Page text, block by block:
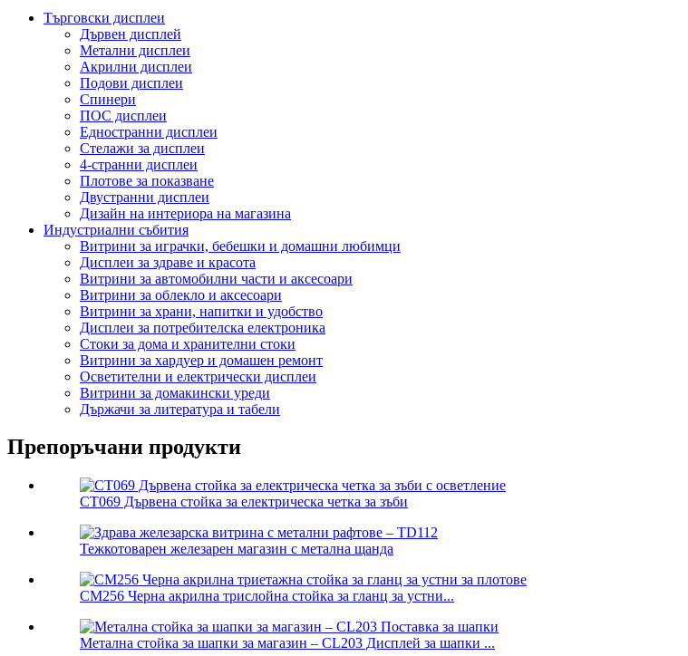
Търговски дисплеи
Дървен дисплей
Метални дисплеи
Акрилни дисплеи
Подови дисплеи
Спинери
ПОС дисплеи
Едностранни дисплеи
Стелажи за дисплеи
4-странни дисплеи
Плотове за показване
Двустранни дисплеи
Дизайн на интериора на магазина
Индустриални събития
Витрини за играчки, бебешки и домашни любимци
Дисплеи за здраве и красота
Витрини за автомобилни части и аксесоари
Витрини за облекло и аксесоари
Витрини за храни, напитки и удобство
Дисплеи за потребителска електроника
Стоки за дома и хранителни стоки
Витрини за хардуер и домашен ремонт
Осветителни и електрически дисплеи
Витрини за домакински уреди
Държачи за литература и табели
Препоръчани продукти
CT069 Дървена стойка за електрическа четка за зъби
Тежкотоварен железарен магазин с метална щанда
CM256 Черна акрилна трислойна стойка за гланц за устни...
Метална стойка за шапки за магазин – CL203 Дисплей за шапки ...